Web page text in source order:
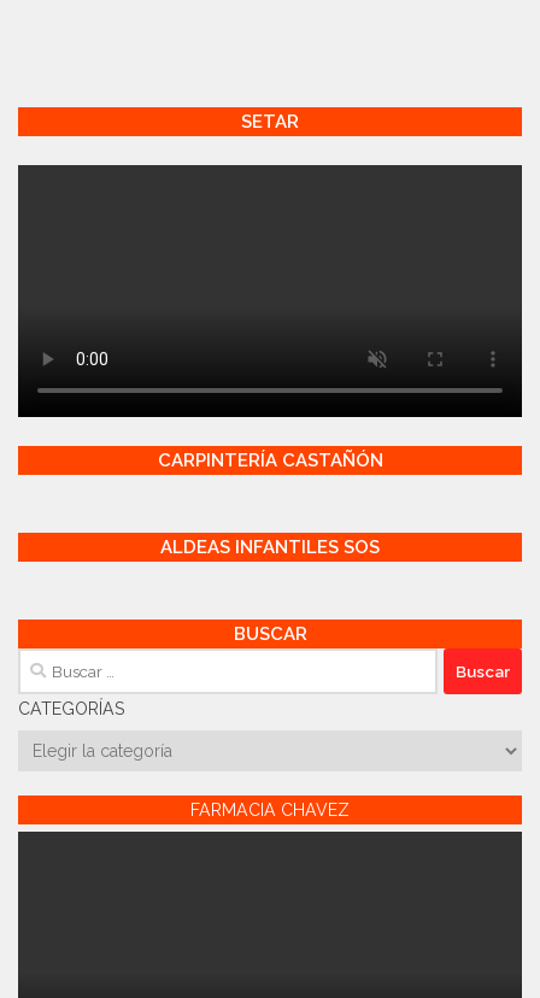
SETAR
CARPINTERÍA CASTAÑÓN
ALDEAS INFANTILES SOS
BUSCAR
Buscar:
CATEGORÍAS
Categorías
FARMACIA CHAVEZ